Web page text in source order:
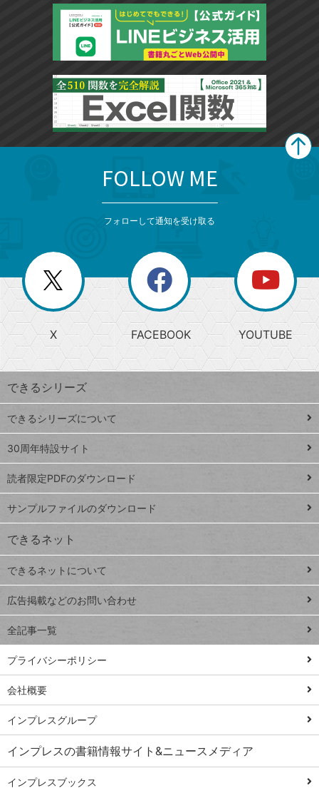
じ
る
search
検
索
上
昇
ワ
ー
ド
Google
スプレ
ッドシ
ート
iPhone
VLOOKUP
close
閉じ
る
閉
じ
る
ー
か
ら
探
す
ト
ッ
プ
ペ
ジ
連載
Excel Q&A
トイアンナ流仕
事術
PowerAutomate
ではじめる業務
の完全自動化
AI議事録作成術
Windows 11
Q&A
Teams踏み込み
活用術
FOLLOW ME
フォローして通知を受け取る
X FACEBOOK YOUTUBE
できるシリーズ
できるシリーズについて
30周年特設サイト
読者限定PDFのダウンロード
サンプルファイルのダウンロード
できるネット
できるネットについて
広告掲載などのお問い合わせ
全記事一覧
プライバシーポリシー
会社概要
インプレスグループ
インプレスの書籍情報サイト&ニュースメディア
インプレスブックス